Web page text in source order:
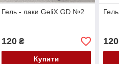
Гель - лаки GeliX GD №2
120₴
Купити
120